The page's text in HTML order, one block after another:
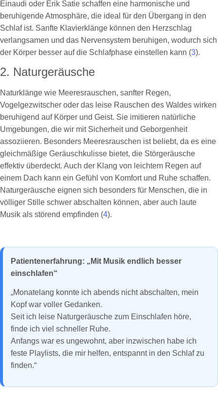
Einaudi oder Erik Satie schaffen eine harmonische und
beruhigende Atmosphäre, die ideal für den Übergang in den
Schlaf ist. Sanfte Klavierklänge können den Herzschlag
verlangsamen und das Nervensystem beruhigen, wodurch sich
der Körper besser auf die Schlafphase einstellen kann (3).
2. Naturgeräusche
Naturklänge wie Meeresrauschen, sanfter Regen,
Vogelgezwitscher oder das leise Rauschen des Waldes wirken
beruhigend auf Körper und Geist. Sie imitieren natürliche
Umgebungen, die wir mit Sicherheit und Geborgenheit
assoziieren. Besonders Meeresrauschen ist beliebt, da es eine
gleichmäßige Geräuschkulisse bietet, die Störgeräusche
effektiv überdeckt. Auch der Klang von leichtem Regen auf
einem Dach kann ein Gefühl von Komfort und Ruhe schaffen.
Naturgeräusche eignen sich besonders für Menschen, die in
völliger Stille schwer abschalten können, aber auch laute
Musik als störend empfinden (4).
Patientenerfahrung: „Mit Musik endlich besser
einschlafen“
„Monatelang konnte ich abends nicht abschalten, mein
Kopf war voller Gedanken.
Seit ich leise Naturgeräusche zum Einschlafen höre,
finde ich viel schneller Ruhe.
Anfangs war es ungewohnt, aber inzwischen habe ich
feste Playlists, die mir helfen, entspannt in den Schlaf zu
finden.“